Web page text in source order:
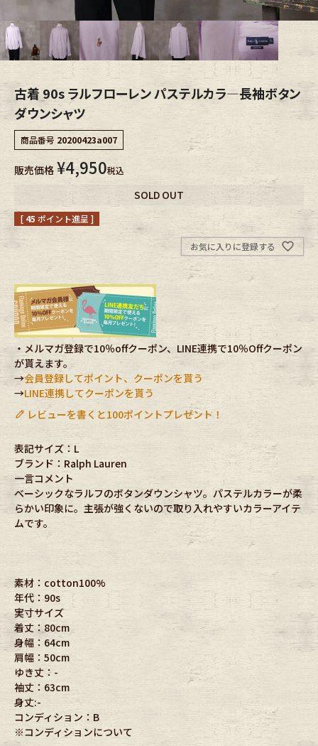
Bottoms Fafatt
レディース商品カテゴリーから探す
Tops Bottoms
Outer
Fafatt Kidswear
小物・アクセサリーから探す
Eye Wear
Bag Stall・Scarf
Accessory Shoes
Belt antique goods
Keyring
FAFATT
古着 90s ラルフローレン パステルカラ―長袖ボタン
ダウンシャツ
商品番号 20200423a007
販売価格 ¥4,950税込
SOLD OUT
[ 45 ポイント進呈 ]
お気に入りに登録する
・メルマガ登録で10％offクーポン、LINE連携で10％Offクーポン
が貰えます。
→会員登録してポイント、クーポンを貰う
→LINE連携してクーポンを貰う
レビューを書くと100ポイントプレゼント！
表記サイズ：L
ブランド：Ralph Lauren
一言コメント
ベーシックなラルフのボタンダウンシャツ。パステルカラーが柔
らかい印象に。主張が強くないので取り入れやすいカラーアイテ
ムです。
素材：cotton100%
年代：90s
実寸サイズ
着丈：80cm
身幅：64cm
肩幅：50cm
ゆき丈：-
袖丈：63cm
身丈:-
コンディション：B
※コンディションについて